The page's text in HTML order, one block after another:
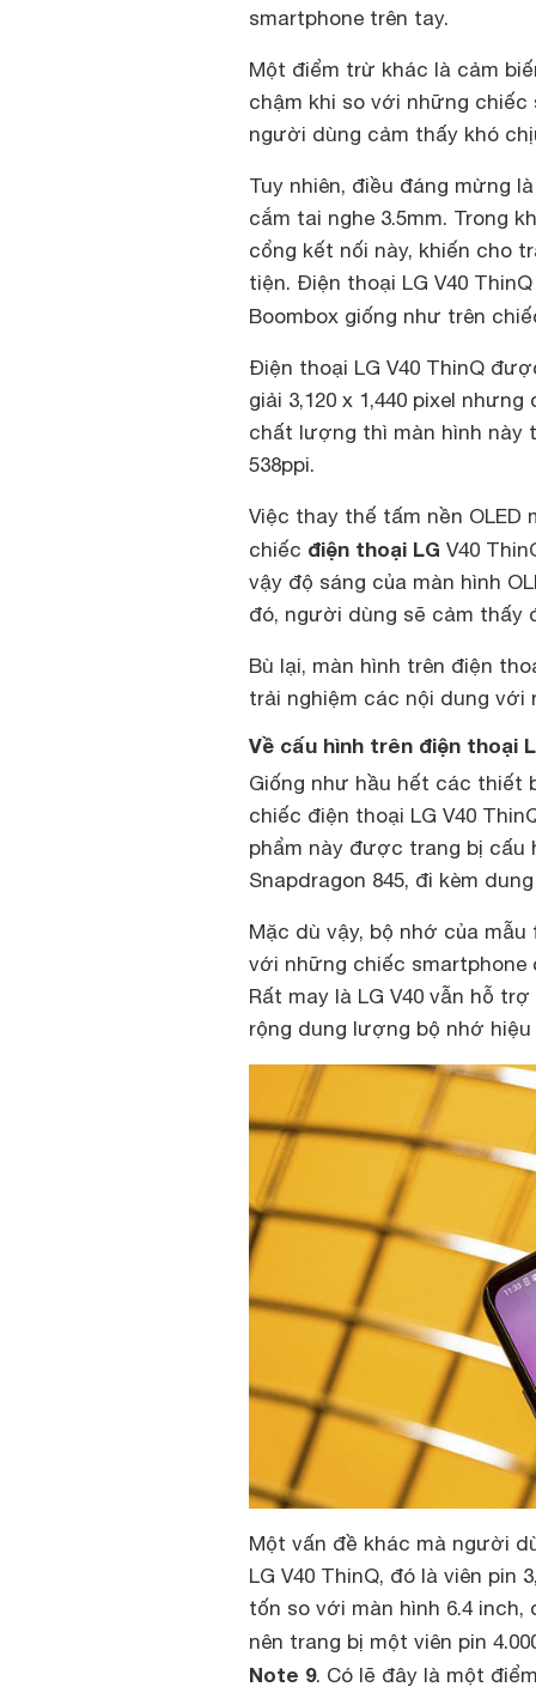
smartphone trên tay.
Một điểm trừ khác là cảm
chậm khi so với những
người dùng cảm thấy khó
Tuy nhiên, điều đáng mừng
cắm tai nghe 3.5mm. Trong
cổng kết nối này, khiến cho
tiện. Điện thoại LG V40
Boombox giống như trên
Điện thoại LG V40 ThinQ
giải 3,120 x 1,440 pixel
chất lượng thì màn hình này
538ppi.
Việc thay thế tấm nền OLED
chiếc điện thoại LG V40
vậy độ sáng của màn hình
đó, người dùng sẽ cảm thấy
Bù lại, màn hình trên điện
trải nghiệm các nội dung với
Về cấu hình trên điện thoại
Giống như hầu hết các thiết
chiếc điện thoại LG V40
phẩm này được trang bị cấu
Snapdragon 845, đi kèm
Mặc dù vậy, bộ nhớ của
với những chiếc smartphone
Rất may là LG V40 vẫn hỗ
rộng dung lượng bộ nhớ hiệu
Một vấn đề khác mà người
LG V40 ThinQ, đó là viên pin
tốn so với màn hình 6.4 inch,
nên trang bị một viên pin
Note 9. Có lẽ đây là một